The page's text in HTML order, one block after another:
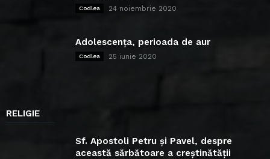
Codlea 24 noiembrie 2020
Adolescența, perioada de aur
Codlea 25 iunie 2020
RELIGIE
Sf. Apostoli Petru și Pavel, despre
această sărbătoare a creștinătății